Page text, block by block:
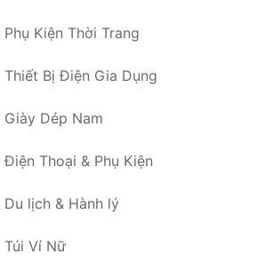
Phụ Kiện Thời Trang
Thiết Bị Điện Gia Dụng
Giày Dép Nam
Điện Thoại & Phụ Kiện
Du lịch & Hành lý
Túi Ví Nữ